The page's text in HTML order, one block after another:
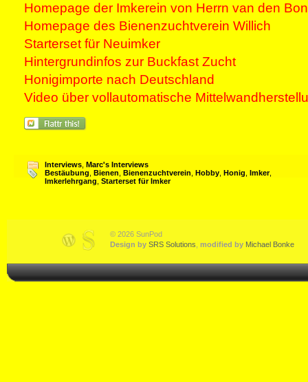
Homepage der Imkerein von Herrn van den
Homepage des Bienenzuchtverein Willich
Starterset für Neuimker
Hintergrundinfos zur Buckfast Zucht
Honigimporte nach Deutschland
Video über vollautomatische
Interviews Marc's Interviews
Bestäubung Bienen Bienenzuchtverein Hobby Honig Imker,
Imkerlehrgang Starterset für Imker
© 2026 SunPod
Design by SRS Solutions modified by Michael Bonke